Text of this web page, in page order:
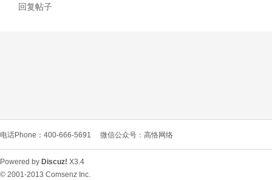
L
回复帖子
电话Phone：400-666-5691 微信公众号：高恪网络
Powered by Discuz! X3.4
© 2001-2013 Comsenz Inc.